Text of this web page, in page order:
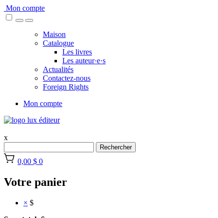
Skip
to
Mon compte
Maison
Catalogue
Les livres
Les auteur·e·s
Actualités
Contactez-nous
Foreign Rights
Mon compte
x
Rechercher
0,00 $ 0
Votre panier
× $